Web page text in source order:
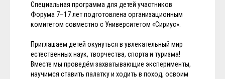
Специальная программа для детей участников
Форума 7–17 лет подготовлена организационным
комитетом совместно с Университетом «Сириус».
Приглашаем детей окунуться в увлекательный мир
естественных наук, творчества, спорта и туризма!
Вместе мы проведём захватывающие эксперименты,
научимся ставить палатку и ходить в поход, освоим